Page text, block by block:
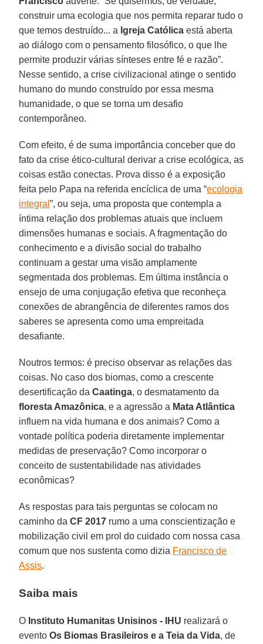
construir uma ecologia que nos permita reparar tudo o
que temos destruído... a Igreja Católica está aberta
ao diálogo com o pensamento filosófico, o que lhe
permite produzir várias sínteses entre fé e razão”.
Nesse sentido, a crise civilizacional atinge o sentido
humano do mundo construído por essa mesma
humanidade, o que se torna um desafio
contemporâneo.
Com efeito, é de suma importância conceber que do
fato da crise ético-cultural derivar a crise ecológica, as
coisas estão conectas. Prova disso é a exposição
feita pelo Papa na referida encíclica de uma “ecologia
integral”, ou seja, uma proposta que contempla a
íntima relação dos problemas atuais que incluem
dimensões humanas e sociais. A fragmentação do
conhecimento e a divisão social do trabalho
continuam a gestar uma visão amplamente
segmentada dos problemas. Em última instância o
ensejo de uma conjugação efetiva que reconheça
conexões de abrangência de diferentes ramos dos
saberes se apresenta como uma empreitada
desafiante.
Noutros termos: é preciso observar as relações das
coisas. No caso dos biomas, como a crescente
desertificação daCaatinga, o desmatamento da
floresta Amazônica, e a agressão a Mata Atlântica
influem na vida humana e dos animais? Como a
vontade política poderia diretamente implementar
medidas de preservação? Como incorporar o
conceito de sustentabilidade nas atividades
econômicas?
As respostas para tais perguntas se colocam no
caminho daCF 2017 rumo a uma conscientização e
mobilização civil em prol do cuidado com nossa casa
comum que nos sustenta como dizia Francisco de
Assis.
Saiba mais
O Instituto Humanitas Unisinos - IHU realizará o
eventoOs Biomas Brasileiros e a Teia da Vida, de